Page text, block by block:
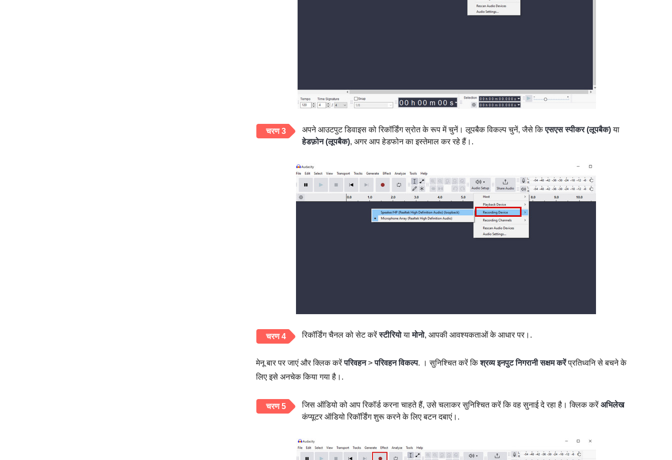
चरण 3 अपने आउटपुट डिवाइस को रिकॉर्डिंग स्रोत के रूप में चुनें। लूपबैक विकल्प चुनें, जैसे किएसएस स्पीकर (लूपबैक)या
हेडफ़ोन (लूपबैक), अगर आप हेडफोन का इस्तेमाल कर रहे हैं।.
चरण 4 रिकॉर्डिंग चैनल को सेट करेंस्टीरियोयामोनो, आपकी आवश्यकताओं के आधार पर।.
मेनू बार पर जाएं और क्लिक करेंपरिवहन>परिवहन विकल्प. । सुनिश्चित करें किश्रव्य इनपुट निगरानी सक्षम करेंप्रतिध्वनि से बचने के
लिए इसे अनचेक किया गया है।.
चरण 5 जिस ऑडियो को आप रिकॉर्ड करना चाहते हैं, उसे चलाकर सुनिश्चित करें कि वह सुनाई दे रहा है। क्लिक करें अभिलेख
कंप्यूटर ऑडियो रिकॉर्डिंग शुरू करने के लिए बटन दबाएं।.